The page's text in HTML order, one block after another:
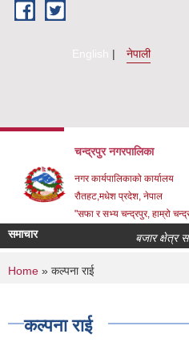
Skip to main content
English नेपाली
चन्द्रपुर नगरपालिका
नगर कार्यपालिकाको कार्यालय
रौतहट,मधेश प्रदेश, नेपाल
"सफा र सभ्य चन्द्रपुर, हाम्रो
समाचार बजार क्षेत्र
You are here
Home » कल्पना राई
कल्पना राई